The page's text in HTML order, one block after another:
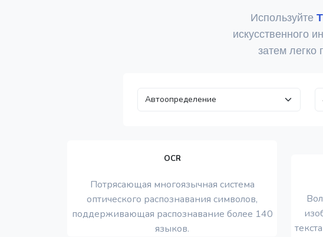
Используйте
искусственного
затем легко
OCR
Потрясающая многоязычная система
оптического распознавания символов,
поддерживающая распознавание более 140
языков.